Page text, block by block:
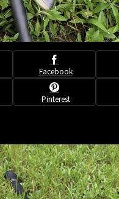
Facebook
Pinterest